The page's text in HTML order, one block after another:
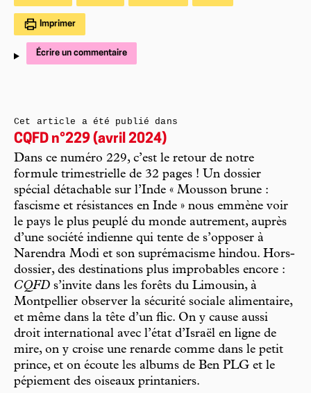
Imprimer
Écrire un commentaire
Cet article a été publié dans
CQFD n°229 (avril 2024)
Dans ce numéro 229, c’est le retour de notre
formule trimestrielle de 32 pages ! Un dossier
spécial détachable sur l’Inde « Mousson brune :
fascisme et résistances en Inde » nous emmène voir
le pays le plus peuplé du monde autrement, auprès
d’une société indienne qui tente de s’opposer à
Narendra Modi et son suprémacisme hindou. Hors-
dossier, des destinations plus improbables encore :
CQFD s’invite dans les forêts du Limousin, à
Montpellier observer la sécurité sociale alimentaire,
et même dans la tête d’un flic. On y cause aussi
droit international avec l’état d’Israël en ligne de
mire, on y croise une renarde comme dans le petit
prince, et on écoute les albums de Ben PLG et le
pépiement des oiseaux printaniers.